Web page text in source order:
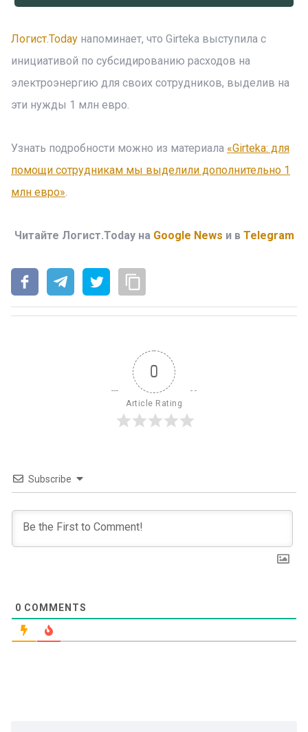
Логист.Today напоминает, что Girteka выступила с
инициативой по субсидированию расходов на
электроэнергию для своих сотрудников, выделив на
эти нужды 1 млн евро.
Узнать подробности можно из материала «Girteka: для
помощи сотрудникам мы выделили дополнительно 1
млн евро».
Читайте Логист.Today на Google News и в Telegram
0
Article Rating
Subscribe
0 COMMENTS